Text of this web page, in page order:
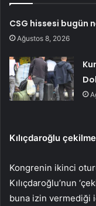
CSG hissesi bugün
Ağustos 8, 2026
Kılıçdaroğlu
Kongrenin ikinci
Kılıçdaroğlu’nun
buna izin vermediği